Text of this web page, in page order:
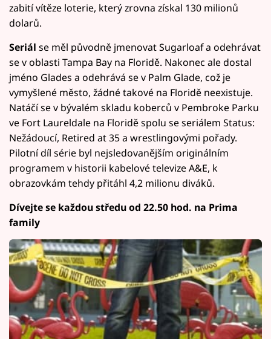
zabití vítěze loterie, který zrovna získal 130 milionů
dolarů.
Seriál se měl původně jmenovat Sugarloaf a odehrávat
se v oblasti Tampa Bay na Floridě. Nakonec ale dostal
jméno Glades a odehrává se v Palm Glade, což je
vymyšlené město, žádné takové na Floridě neexistuje.
Natáčí se v bývalém skladu koberců v Pembroke Parku
ve Fort Laureldale na Floridě spolu se seriálem Status:
Nežádoucí, Retired at 35 a wrestlingovými pořady.
Pilotní díl série byl nejsledovanějším originálním
programem v historii kabelové televize A&E, k
obrazovkám tehdy přitáhl 4,2 milionu diváků.
Dívejte se každou středu od 22.50 hod. na Prima
family